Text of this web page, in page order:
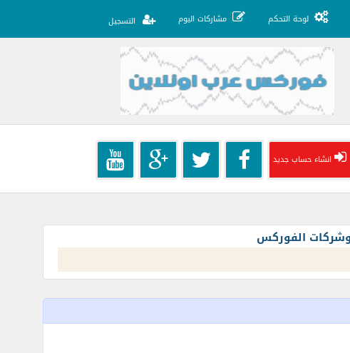
لوحة التحكم مشاركات اليوم التسجيل
انشاء حساب جديد
وشركات الفوركس